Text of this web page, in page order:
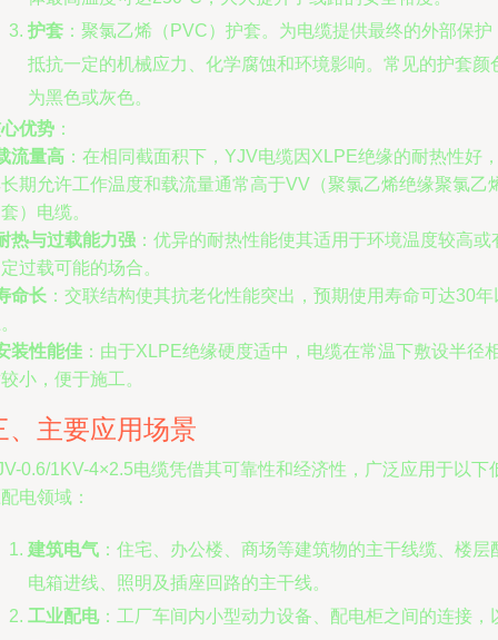
护套 ：聚氯乙烯（PVC）护套。为电缆提供最终的外部保护
抵抗一定的机械应力、化学腐蚀和环境影响。常见的护套颜
为黑色或灰色。
优势 ：
流量高 ：在相同截面积下，YJV电缆因XLPE绝缘的耐热性好
期允许工作温度和载流量通常高于VV（聚氯乙烯绝缘聚氯乙
）电缆。
热与过载能力强 ：优异的耐热性能使其适用于环境温度较高或
过载可能的场合。
命长 ：交联结构使其抗老化性能突出，预期使用寿命可达30年
装性能佳 ：由于XLPE绝缘硬度适中，电缆在常温下敷设半径
小，便于施工。
、主要应用场景
0.6/1KV-4×2.5电缆凭借其可靠性和经济性，广泛应用于以下
电领域：
建筑电气 ：住宅、办公楼、商场等建筑物的主干线缆、楼层
电箱进线、照明及插座回路的主干线。
工业配电：工厂车间内小型动力设备、配电柜之间的连接，